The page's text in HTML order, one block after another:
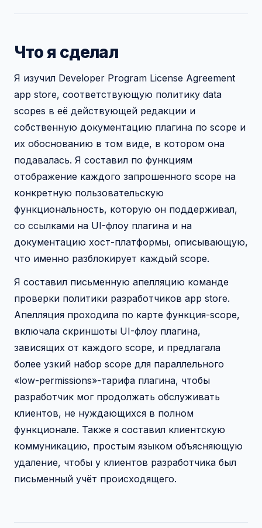
Что я сделал
Я изучил Developer Program License Agreement
app store, соответствующую политику data
scopes в её действующей редакции и
собственную документацию плагина по scope и
их обоснованию в том виде, в котором она
подавалась. Я составил по функциям
отображение каждого запрошенного scope на
конкретную пользовательскую
функциональность, которую он поддерживал,
со ссылками на UI-флоу плагина и на
документацию хост-платформы, описывающую,
что именно разблокирует каждый scope.
Я составил письменную апелляцию команде
проверки политики разработчиков app store.
Апелляция проходила по карте функция-scope,
включала скриншоты UI-флоу плагина,
зависящих от каждого scope, и предлагала
более узкий набор scope для параллельного
«low-permissions»-тарифа плагина, чтобы
разработчик мог продолжать обслуживать
клиентов, не нуждающихся в полном
функционале. Также я составил клиентскую
коммуникацию, простым языком объясняющую
удаление, чтобы у клиентов разработчика был
письменный учёт происходящего.